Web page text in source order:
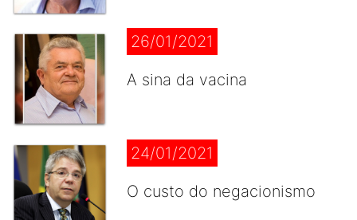
26/01/2021
A sina da vacina
24/01/2021
O custo do negacionismo